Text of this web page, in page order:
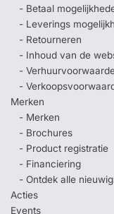
- Betaal
- Leverings
- Retourneren
- Inhoud van de
-
-
Merken
- Merken
- Brochures
- Product registratie
- Financiering
- Ontdek alle
Acties
Events